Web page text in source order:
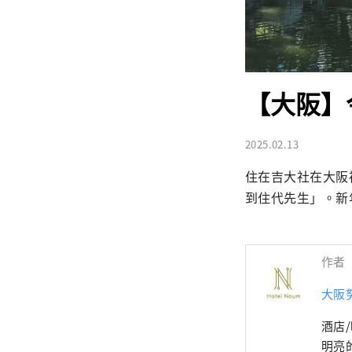
【大阪
2025.02.13
住在吉大社在大
到住代先生」。
作者
大阪
酒店